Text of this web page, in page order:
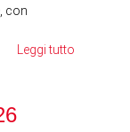
con
Leggi tutto